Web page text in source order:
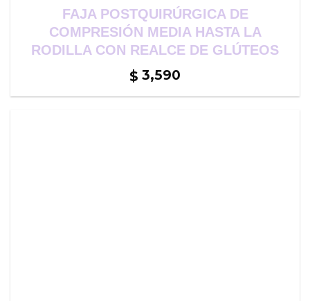
FAJA POSTQUIRÚRGICA DE
COMPRESIÓN MEDIA HASTA LA
RODILLA CON REALCE DE GLÚTEOS
$ 3,590